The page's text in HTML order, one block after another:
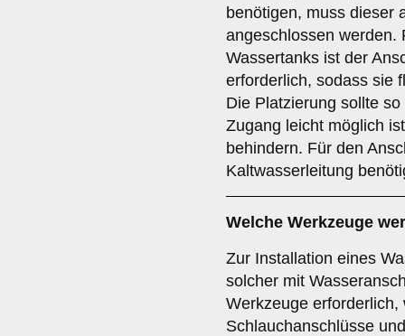
benötigen, muss dieser
angeschlossen werden.
Wassertanks ist der
erforderlich, sodass sie
Die Platzierung sollte
Zugang leicht möglich
behindern. Für den
Kaltwasserleitung
Welche Werkzeuge
Zur Installation eines
solcher mit
Werkzeuge erforderlich,
Schlauchanschlüsse